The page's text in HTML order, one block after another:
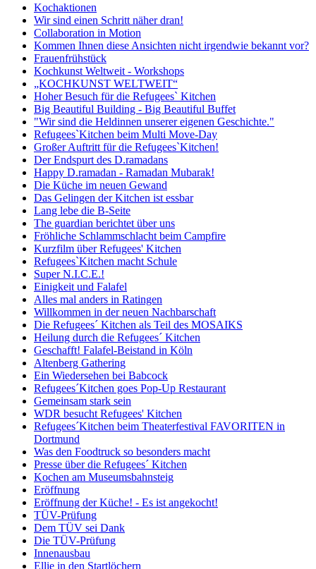
Kochaktionen
Wir sind einen Schritt näher dran!
Collaboration in Motion
Kommen Ihnen diese Ansichten nicht irgendwie bekannt vor?
Frauenfrühstück
Kochkunst Weltweit - Workshops
„KOCHKUNST WELTWEIT“
Hoher Besuch für die Refugees` Kitchen
Big Beautiful Building - Big Beautiful Buffet
"Wir sind die Heldinnen unserer eigenen Geschichte."
Refugees`Kitchen beim Multi Move-Day
Großer Auftritt für die Refugees`Kitchen!
Der Endspurt des D.ramadans
Happy D.ramadan - Ramadan Mubarak!
Die Küche im neuen Gewand
Das Gelingen der Kitchen ist essbar
Lang lebe die B-Seite
The guardian berichtet über uns
Fröhliche Schlammschlacht beim Campfire
Kurzfilm über Refugees' Kitchen
Refugees`Kitchen macht Schule
Super N.I.C.E.!
Einigkeit und Falafel
Alles mal anders in Ratingen
Willkommen in der neuen Nachbarschaft
Die Refugees´ Kitchen als Teil des MOSAIKS
Heilung durch die Refugees´ Kitchen
Geschafft! Falafel-Beistand in Köln
Altenberg Gathering
Ein Wiedersehen bei Babcock
Refugees´Kitchen goes Pop-Up Restaurant
Gemeinsam stark sein
WDR besucht Refugees' Kitchen
Refugees´Kitchen beim Theaterfestival FAVORITEN in
Dortmund
Was den Foodtruck so besonders macht
Presse über die Refugees´ Kitchen
Kochen am Museumsbahnsteig
Eröffnung
Eröffnung der Küche! - Es ist angekocht!
TÜV-Prüfung
Dem TÜV sei Dank
Die TÜV-Prüfung
Innenausbau
Ellie in den Startlöchern